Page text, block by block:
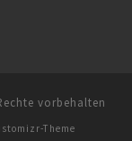
vorbehalten
Theme